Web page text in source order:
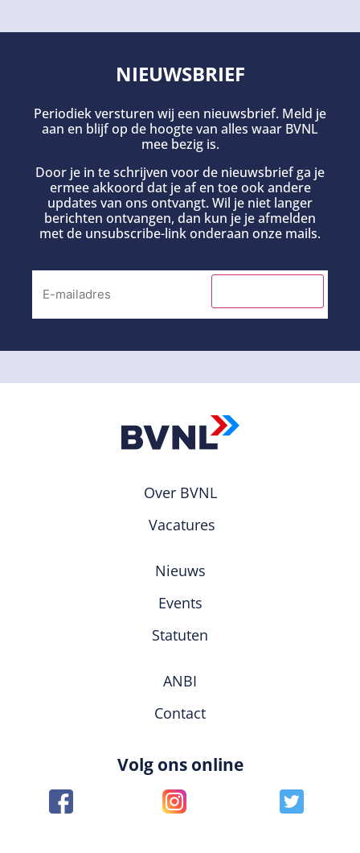
NIEUWSBRIEF
Periodiek versturen wij een nieuwsbrief. Meld je
aan en blijf op de hoogte van alles waar BVNL
mee bezig is.
Door je in te schrijven voor de nieuwsbrief ga je
ermee akkoord dat je af en toe ook andere
updates van ons ontvangt. Wil je niet langer
berichten ontvangen, dan kun je je afmelden
met de unsubscribe-link onderaan onze mails.
Over BVNL
Vacatures
Nieuws
Events
Statuten
ANBI
Contact
Volg ons online